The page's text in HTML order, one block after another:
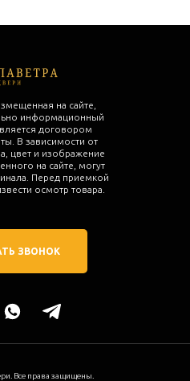
Все права защищены.
на сайте,
информационный
договором
В зависимости от
цвет и изображение
на сайте, могут
Перед приемкой
осмотр товара.
ЗВОНОК